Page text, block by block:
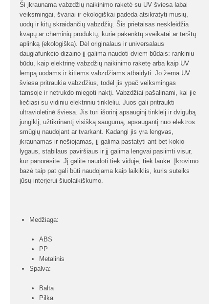
Ši įkraunama vabzdžių naikinimo raketė su UV šviesa labai
veiksmingai, švariai ir ekologiškai padeda atsikratyti musių,
uodų ir kitų skraidančių vabzdžių. Šis prietaisas neskleidžia
kvapų ar cheminių produktų, kurie pakenktų sveikatai ar terštų
aplinką (ekologiška). Dėl originalaus ir universalaus
daugiafunkcio dizaino jį galima naudoti dviem būdais: rankiniu
būdu, kaip elektrinę vabzdžių naikinimo raketę arba kaip UV
lempą uodams ir kitiems vabzdžiams atbaidyti. Jo žema UV
šviesa pritraukia vabzdžius, todėl jis ypač veiksmingas
tamsoje ir netrukdo miegoti naktį. Vabzdžiai pašalinami, kai jie
liečiasi su vidiniu elektriniu tinkleliu. Juos gali pritraukti
ultravioletinė šviesa. Jis turi išorinį apsauginį tinklelį ir dvigubą
jungiklį, užtikrinantį visišką saugumą, apsaugantį nuo elektros
smūgių naudojant ar tvarkant. Kadangi jis yra lengvas,
įkraunamas ir nešiojamas, jį galima pastatyti ant bet kokio
lygaus, stabilaus paviršiaus ir jį galima lengvai pasiimti visur,
kur panorėsite. Jį galite naudoti tiek viduje, tiek lauke. Įkrovimo
bazė taip pat gali būti naudojama kaip laikiklis, kuris suteiks
jūsų interjerui šiuolaikiškumo.
Medžiaga:
ABS
PP
Metalinis
Spalva:
Balta
Pilka